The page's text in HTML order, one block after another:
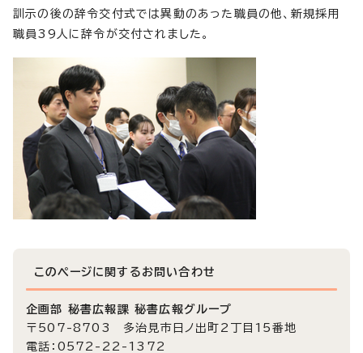
訓示の後の辞令交付式では異動のあった職員の他、新規採用
職員39人に辞令が交付されました。
このページに関する お問い合わせ
企画部 秘書広報課 秘書広報グループ
〒507-8703 多治見市日ノ出町2丁目15番地
電話：0572-22-1372